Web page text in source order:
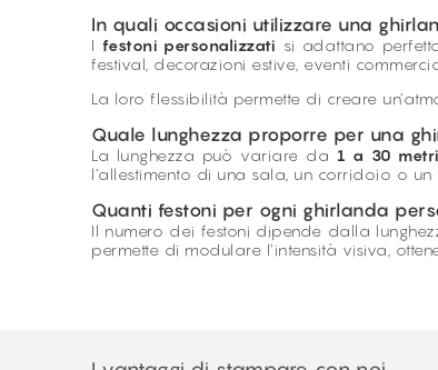
In quali occasioni utilizzare una
I festoni personalizzati si adattano
festival, decorazioni estive, eventi
La loro flessibilità permette di creare
Quale lunghezza proporre per una
La lunghezza può variare da 1 a 30 metri
l’allestimento di una sala, un corridoio o
Quanti festoni per ogni ghirlanda
Il numero dei festoni dipende dalla
permette di modulare l’intensità visiva,